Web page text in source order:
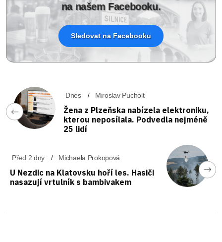
na našem Facebooku.
Sledovat na Facebooku
Dnes Miroslav Pucholt
Žena z Plzeňska nabízela elektroniku,
kterou neposílala. Podvedla nejméně
25 lidí
Před 2 dny Michaela Prokopová
U Nezdic na Klatovsku hoří les. Hasiči
nasazují vrtulník s bambivakem